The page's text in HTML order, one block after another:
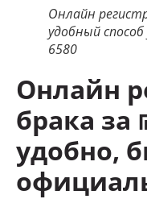
Онлайн
удобный
6580
Онлайн
брака за
удобно,